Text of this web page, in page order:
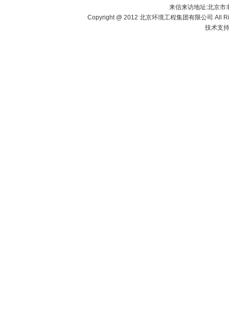
来信来访地址:北京市
Copyright @ 2012 北京环境工程集团有限公司 All
技术支